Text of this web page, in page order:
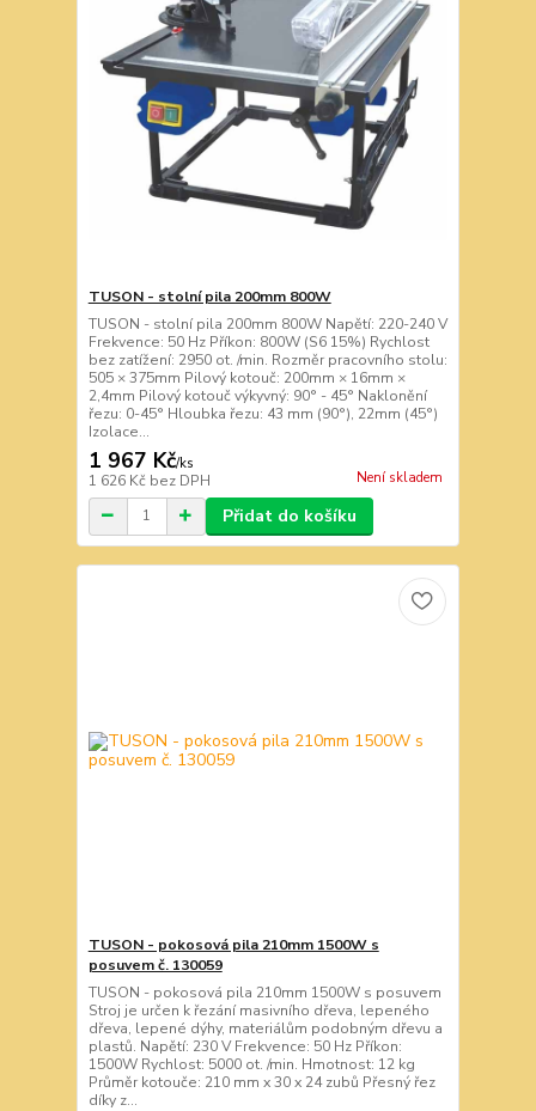
TUSON - stolní pila 200mm 800W
TUSON - stolní pila 200mm 800W Napětí: 220-240 V
Frekvence: 50 Hz Příkon: 800W (S6 15%) Rychlost
bez zatížení: 2950 ot. /min. Rozměr pracovního stolu:
505 × 375mm Pilový kotouč: 200mm × 16mm ×
2,4mm Pilový kotouč výkyvný: 90° - 45° Naklonění
řezu: 0-45° Hloubka řezu: 43 mm (90°), 22mm (45°)
Izolace...
1 967 Kč/ks
1 626 Kč bez DPH Není skladem
Přidat do košíku
TUSON - pokosová pila 210mm 1500W s
posuvem č. 130059
TUSON - pokosová pila 210mm 1500W s posuvem
Stroj je určen k řezání masivního dřeva, lepeného
dřeva, lepené dýhy, materiálům podobným dřevu a
plastů. Napětí: 230 V Frekvence: 50 Hz Příkon:
1500W Rychlost: 5000 ot. /min. Hmotnost: 12 kg
Průměr kotouče: 210 mm x 30 x 24 zubů Přesný řez
díky z...